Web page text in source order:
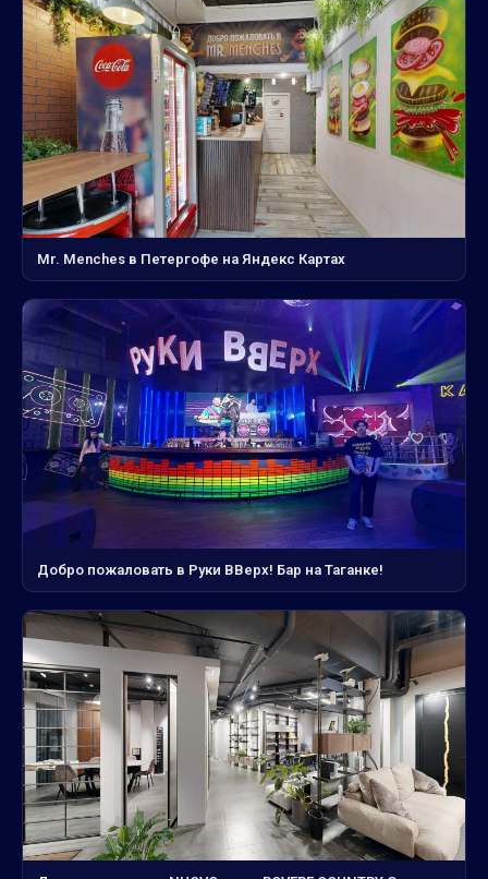
Mr. Menches в Петергофе на Яндекс Картах
Добро пожаловать в Руки ВВерх! Бар на Таганке!